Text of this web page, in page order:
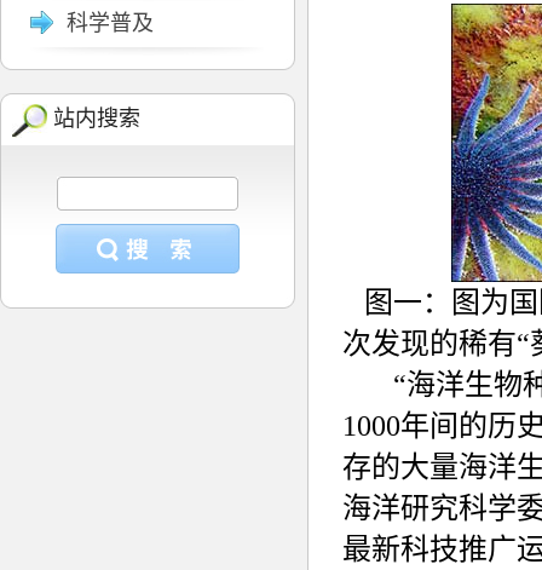
科学普及
站内搜索
图一：图为
次发现的稀有“
“海洋生物种
1000年间的历
存的大量海洋
海洋研究科学
最新科技推广